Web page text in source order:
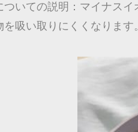
ついての説明：マイナス
吸い取りにくくなります。